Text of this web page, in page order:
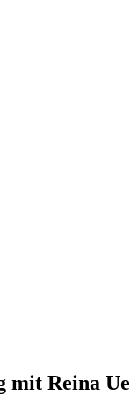
mit Reina